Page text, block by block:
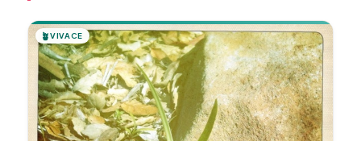
🪴VIVACE